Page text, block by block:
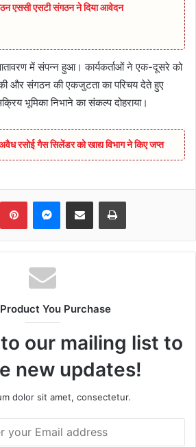
एससी एसटी संगठन ने दिया आवेदन
में संपन्न हुआ। कार्यकर्ताओं ने एक-दूसरे को
और संगठन की एकजुटता का परिचय देते हुए
भूमिका निभाने का संकल्प दोहराया।
रसोई गैस सिलेंडर को खाद्य विभाग ने किए जप्त
PinterestMessenger
Share via Email Print
You Purchase
our mailing list to
new updates!
dolor sit amet, consectetur.